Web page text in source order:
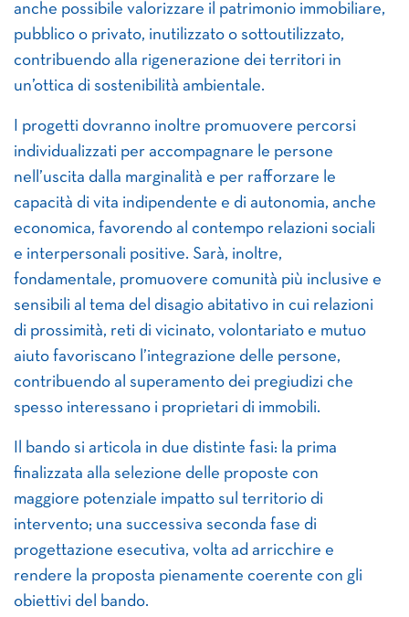
anche possibile valorizzare il patrimonio immobiliare,
pubblico o privato, inutilizzato o sottoutilizzato,
contribuendo alla rigenerazione dei territori in
un’ottica di sostenibilità ambientale.
I progetti dovranno inoltre promuovere percorsi
individualizzati per accompagnare le persone
nell’uscita dalla marginalità e per rafforzare le
capacità di vita indipendente e di autonomia, anche
economica, favorendo al contempo relazioni sociali
e interpersonali positive. Sarà, inoltre,
fondamentale, promuovere comunità più inclusive e
sensibili al tema del disagio abitativo in cui relazioni
di prossimità, reti di vicinato, volontariato e mutuo
aiuto favoriscano l’integrazione delle persone,
contribuendo al superamento dei pregiudizi che
spesso interessano i proprietari di immobili.
Il bando si articola in due distinte fasi: la prima
finalizzata alla selezione delle proposte con
maggiore potenziale impatto sul territorio di
intervento; una successiva seconda fase di
progettazione esecutiva, volta ad arricchire e
rendere la proposta pienamente coerente con gli
obiettivi del bando.